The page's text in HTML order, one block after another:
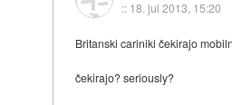
:: 18. jul 2013, 15:20
Britanski cariniki čekirajo
čekirajo? seriously?